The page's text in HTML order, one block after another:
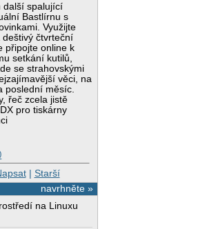
další spalující
Bastlírnu s
Využijte
čtvrteční
připojte online k
setkání kutilů,
se strahovskými
věci, na
poslední měsíc.
řeč zcela jistě
pro tiskárny
| Starší
navrhněte »
na Linuxu